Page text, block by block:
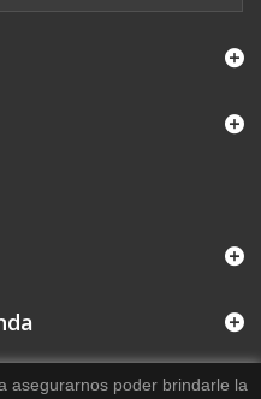
asegurarnos poder brindarle la